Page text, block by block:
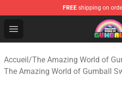
FREE shipping on
Open menu
The Amazing World of
Accueil/The Amazing World of
The Amazing World of Gumball